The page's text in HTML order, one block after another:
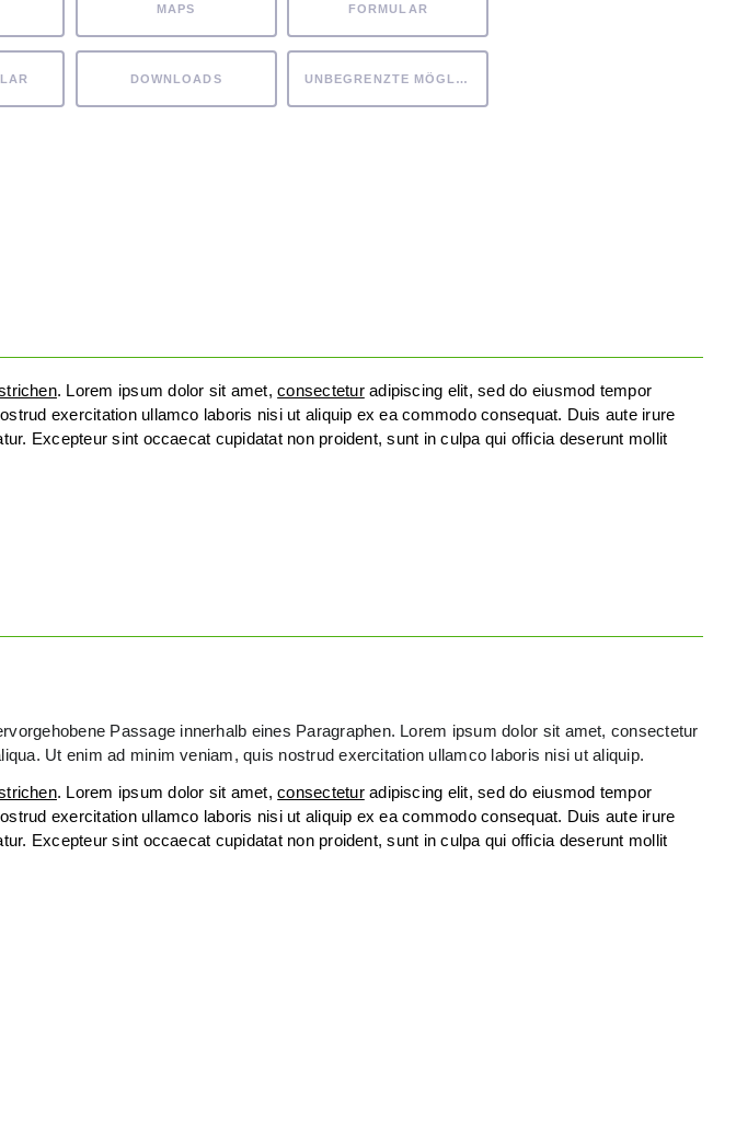
MAPS FORMULAR
DOWNLOADS UNBEGRENZTE MÖGLICHKEITEN
. Lorem ipsum dolor sit amet,consecteturadipiscing elit, sed do eiusmod tempor
exercitation ullamco laboris nisi ut aliquip ex ea commodo consequat. Duis aute irure
Excepteur sint occaecat cupidatat non proident, sunt in culpa qui officia deserunt mollit
Passage innerhalb eines Paragraphen. Lorem ipsum dolor sit amet, consectetur
Ut enim ad minim veniam, quis nostrud exercitation ullamco laboris nisi ut aliquip.
. Lorem ipsum dolor sit amet,consecteturadipiscing elit, sed do eiusmod tempor
exercitation ullamco laboris nisi ut aliquip ex ea commodo consequat. Duis aute irure
Excepteur sint occaecat cupidatat non proident, sunt in culpa qui officia deserunt mollit